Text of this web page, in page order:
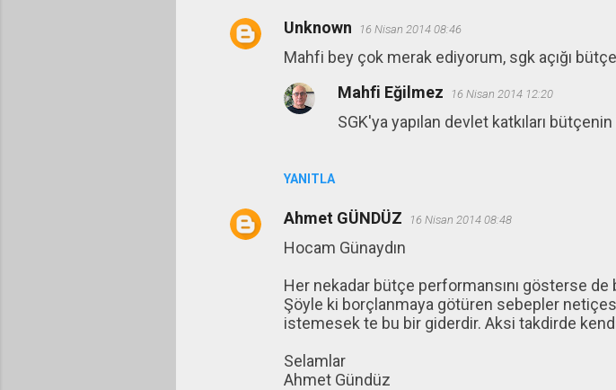
Unknown 16 Nisan 2014 08:46
Mahfi bey çok merak ediyorum, sgk açığı
YANITLA
Mahfi Eğilmez 16 Nisan 2014 12:20
SGK'ya yapılan devlet katkıları
Ahmet GÜNDÜZ 16 Nisan 2014 08:48
Hocam Günaydın
Her nekadar bütçe performansını gösterse de
Şöyle ki borçlanmaya götüren sebepler
istemesek te bu bir giderdir. Aksi takdirde
Selamlar
Ahmet Gündüz